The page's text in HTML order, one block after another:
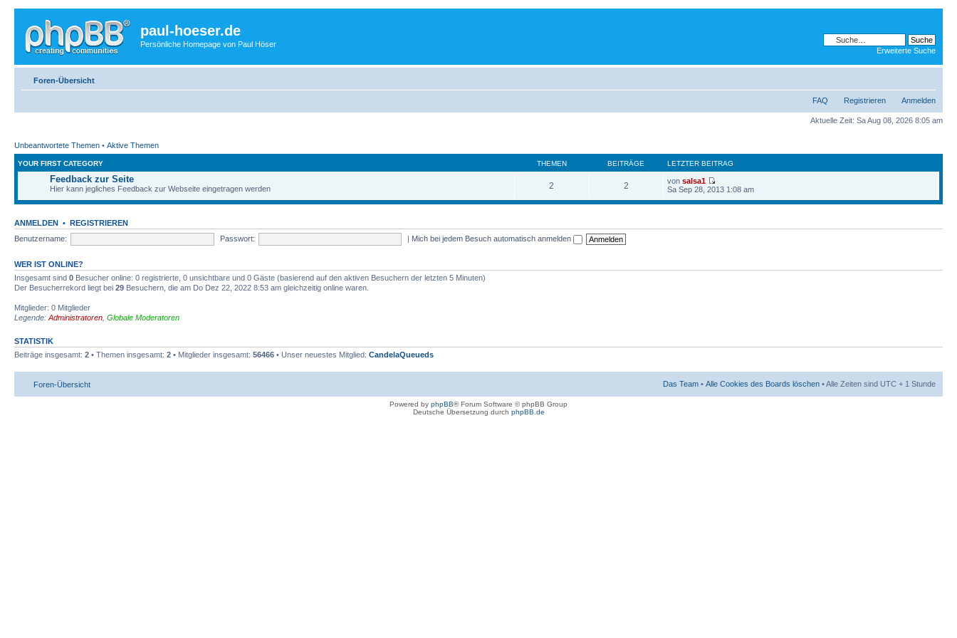
paul-hoeser.de
Persönliche Homepage von Paul Höser
Erweiterte Suche
Foren-Übersicht
FAQ Registrieren Anmelden
Aktuelle Zeit: Sa Aug 08, 2026 8:05 am
Unbeantwortete Themen • Aktive Themen
YOUR FIRST CATEGORY THEMEN BEITRÄGE LETZTER BEITRAG
Feedback zur Seite
Hier kann jegliches Feedback zur Webseite eingetragen werden 2 2 vonsalsa1
Sa Sep 28, 2013 1:08 am
ANMELDEN • REGISTRIEREN
Benutzername:
Passwort: | Mich bei jedem Besuch automatisch anmelden
WER IST ONLINE?
Insgesamt sind 0 Besucher online: 0 registrierte, 0 unsichtbare und 0 Gäste (basierend auf den aktiven Besuchern der letzten 5 Minuten)
Der Besucherrekord liegt bei 29 Besuchern, die am Do Dez 22, 2022 8:53 am gleichzeitig online waren.
Mitglieder: 0 Mitglieder
Legende: Administratoren Globale Moderatoren
STATISTIK
Beiträge insgesamt: 2 • Themen insgesamt: 2 • Mitglieder insgesamt: 56466 • Unser neuestes Mitglied: CandelaQueueds
Foren-Übersicht Das Team • Alle Cookies des Boards löschen • Alle Zeiten sind UTC + 1 Stunde
Powered by phpBB® Forum Software © phpBB Group
Deutsche Übersetzung durch phpBB.de